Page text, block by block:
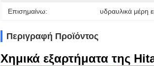
Επισημαίνω: υδραυλικά μέρη
Περιγραφή Προϊόντος
Χημικά εξαρτήματα της